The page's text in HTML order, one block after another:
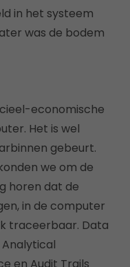
in het systeem
was de bodem
economische
Het is wel
gebeurt.
we om de
horen dat de
in de computer
traceerbaar. Data
Analytical
en Audit Trails